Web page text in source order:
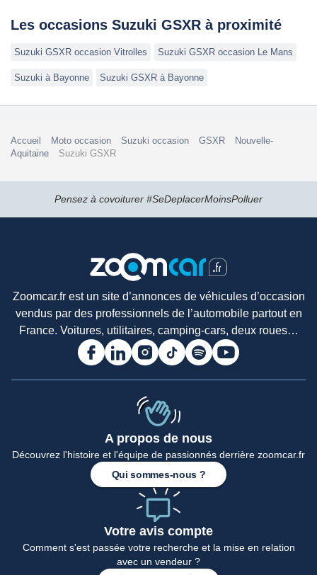
Les occasions Suzuki GSXR à proximité
Suzuki GSXR occasion Vitrolles Suzuki GSXR occasion Le Mans
Suzuki à Bayonne Suzuki GSXR à Bayonne
Accueil Moto occasion Suzuki occasion GSXR
Nouvelle-
Aquitaine
Suzuki GSXR
Pensez à covoiturer #SeDeplacerMoinsPolluer
Zoomcar.fr est un site d’annonces de véhicules d’occasion
vendus par des professionnels de l’automobile partout en
France. Voitures, utilitaires, camping-cars, deux roues…
A propos de nous
Découvrez l'histoire et l'équipe de passionnés derrière zoomcar.fr
Qui sommes-nous ?
Votre avis compte
Comment s'est passée votre recherche et la mise en relation
avec un vendeur ?